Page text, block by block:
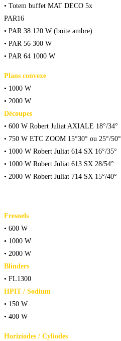
• Totem buffet MAT DECO 5x
PAR16
• PAR 38 120 W (boite ambre)
• PAR 56 300 W
• PAR 64 1000 W
Plans convexe
• 1000 W
• 2000 W
Découpes
• 600 W Robert Juliat AXIALE 18°/34°
• 750 W ETC ZOOM 15°30° ou 25°/50°
• 1000 W Robert Juliat 614 SX 16°/35°
• 1000 W Robert Juliat 613 SX 28/54°
• 2000 W Robert Juliat 714 SX 15°/40°
Fresnels
• 600 W
• 1000 W
• 2000 W
Blinders
• FL1300
HPIT / Sodium
• 150 W
• 400 W
Horiziodes / Cyliodes